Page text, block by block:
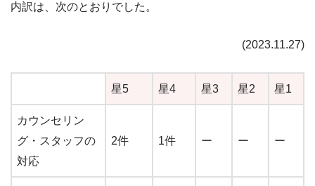
内訳は、次のとおりでした。
(2023.11.27)
星5 星4 星3 星2 星1
カウンセリン
グ・スタッフの
対応
2件 1件 ー ー ー